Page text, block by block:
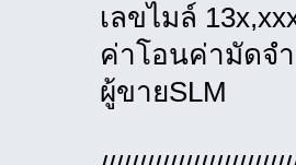
เลขไมล์
ค่าโอนค่ามัดจ
ผู้ขายSLM